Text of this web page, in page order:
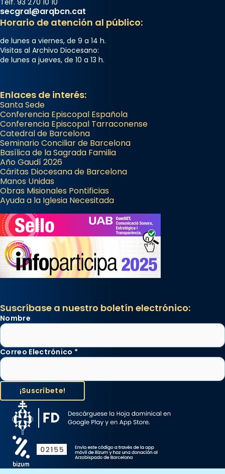
secgral@arqbcn.cat
Horario de atención al público:
de lunes a viernes, de 9 a 14 h.
Visitas al Archivo Diocesano:
de lunes a jueves, de 10 a 13 h.
Enlaces de interés:
Santa Sede
Conferencia Episcopal Española
Conferencia Episcopal Tarraconense
Catedral de Barcelona
Seminario Conciliar de Barcelona
Basílica de la Sagrada Familia
Año Gaudí 2026
Cáritas Diocesana de Barcelona
Manos Unidas
Obras Misionales Pontificias
Ayuda a la Iglesia Necesitada
Suscríbase a nuestro boletín electrónico:
Nombre
Correo Electrónico *